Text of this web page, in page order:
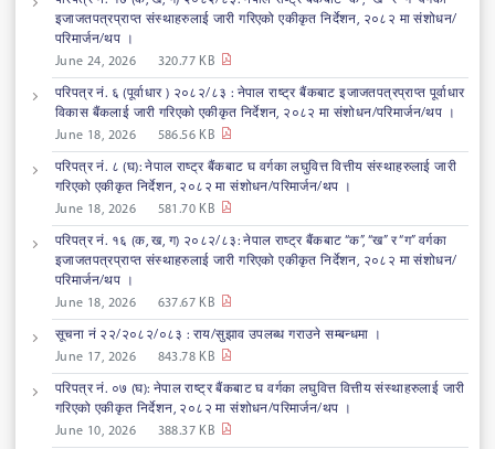
इजाजतपत्रप्राप्त संस्थाहरुलाई जारी गरिएको एकीकृत निर्देशन, २०८२ मा संशोधन/
परिमार्जन/थप ।
June 24, 2026
320.77 KB
परिपत्र नं. ६ (पूर्वाधार ) २०८२/८३ : नेपाल राष्ट्र बैंकबाट इजाजतपत्रप्राप्त पूर्वाधार
विकास बैंकलाई जारी गरिएको एकीकृत निर्देशन, २०८२ मा संशोधन/परिमार्जन/थप ।
June 18, 2026
586.56 KB
परिपत्र नं. ८ (घ): नेपाल राष्ट्र बैंकबाट घ वर्गका लघुवित्त वित्तीय संस्थाहरुलाई जारी
गरिएको एकीकृत निर्देशन, २०८२ मा संशोधन/परिमार्जन/थप ।
June 18, 2026
581.70 KB
परिपत्र नं. १६ (क, ख, ग) २०८२/८३: नेपाल राष्ट्र बैंकबाट “क”, “ख” र “ग” वर्गका
इजाजतपत्रप्राप्त संस्थाहरुलाई जारी गरिएको एकीकृत निर्देशन, २०८२ मा संशोधन/
परिमार्जन/थप ।
June 18, 2026
637.67 KB
सूचना नं २२/२०८२/०८३ : राय/सुझाव उपलब्ध गराउने सम्बन्धमा ।
June 17, 2026
843.78 KB
परिपत्र नं. ०७ (घ): नेपाल राष्ट्र बैंकबाट घ वर्गका लघुवित्त वित्तीय संस्थाहरुलाई जारी
गरिएको एकीकृत निर्देशन, २०८२ मा संशोधन/परिमार्जन/थप ।
June 10, 2026
388.37 KB